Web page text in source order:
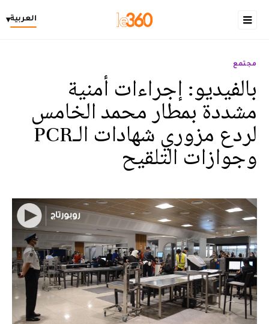
العربية▾
مجتمع
بالفيديو: إجراءات أمنية
مشددة بمطار محمد الخامس
لردع مزوري شهادات الـPCR
وجوازات التلقيح